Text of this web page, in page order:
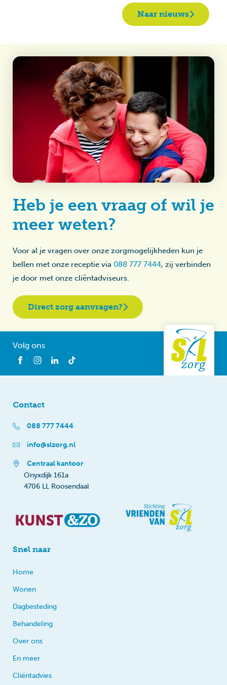
Naar nieuws
Heb je een vraag of wil je
meer weten?
Voor al je vragen over onze zorgmogelijkheden kun je
bellen met onze receptie via 088 777 7444, zij verbinden
je door met onze cliëntadviseurs.
Direct zorg aanvragen?
Volg ons
Contact
088 777 7444
info@slzorg.nl
Centraal kantoor
Onyxdijk 161a
4706 LL Roosendaal
Snel naar
Home
Wonen
Dagbesteding
Behandeling
Over ons
En meer
Cliëntadvies